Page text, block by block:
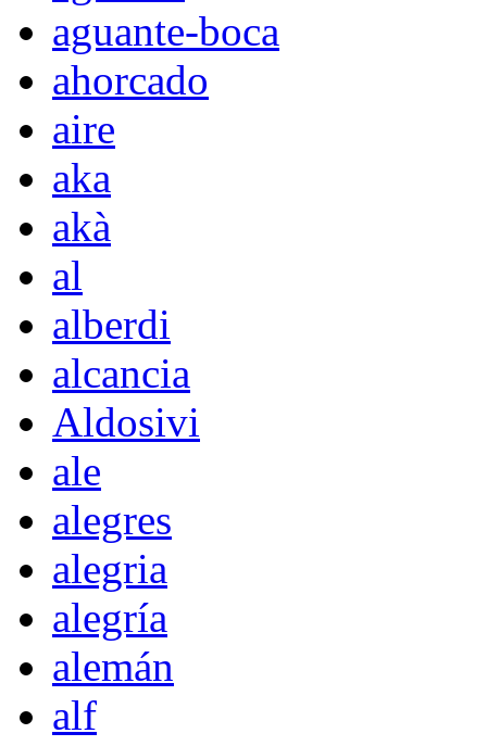
aguante-boca
ahorcado
aire
aka
akà
al
alberdi
alcancia
Aldosivi
ale
alegres
alegria
alegría
alemán
alf